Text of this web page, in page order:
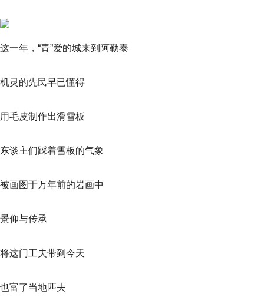
这一年，“青”爱的城来到阿勒泰
机灵的先民早已懂得
用毛皮制作出滑雪板
东谈主们踩着雪板的气象
被画图于万年前的岩画中
景仰与传承
将这门工夫带到今天
也富了当地匹夫